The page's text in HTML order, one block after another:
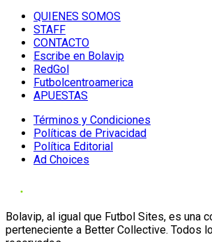
QUIENES SOMOS
STAFF
CONTACTO
Escribe en Bolavip
RedGol
Futbolcentroamerica
APUESTAS
Términos y Condiciones
Políticas de Privacidad
Política Editorial
Ad Choices
Bolavip, al igual que Futbol Sites, es una
perteneciente a Better Collective. Todos